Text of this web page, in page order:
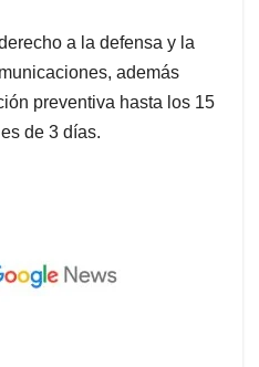
a la defensa y la
además
preventiva hasta los 15
de 3 días.